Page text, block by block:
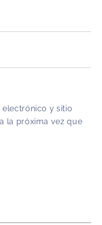
y sitio
la próxima vez que